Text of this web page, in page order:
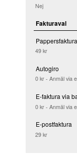
Nej
Fakturaval
Pappersfaktura
49 kr
Autogiro
0 kr - Anmäl via
E-faktura via
0 kr - Anmäl via
E-postfaktura
29 kr